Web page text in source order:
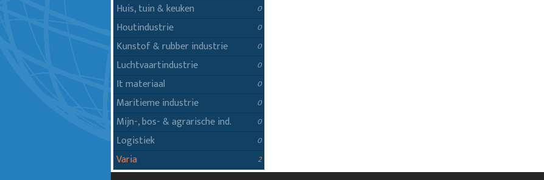
Huis, tuin & keuken 0
Houtindustrie 0
Kunstof & rubber industrie 0
Luchtvaartindustrie 0
It materiaal 0
Maritieme industrie 0
Mijn-, bos- & agrarische ind. 0
Logistiek 0
Varia 2